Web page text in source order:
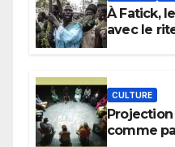
À Fatick,
avec le
CULTURE
Projection
comme